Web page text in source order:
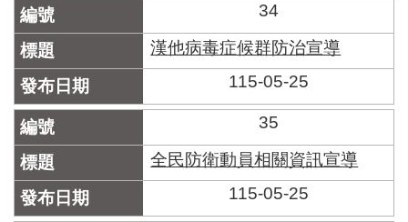
34
漢他病毒症候群防治宣導
115-05-25
35
全民防衛動員相關資訊宣導
115-05-25